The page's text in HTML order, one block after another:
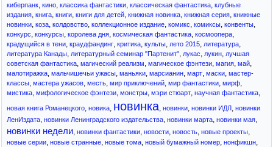
киберпанк, кино, классика фантастики, классическая фантастика, клубные
издания, книга, книги, книги для детей, книжная новинка, книжная серия, книжные
новинки, коза, колдовство, коллекционное издание, комикс, комиксы, конвенты,
конкурс, конкурсы, королева дня, космическая фантастика, космоопера,
крадущийся в тени, краудфандинг, критика, культы, лето 2015, литература,
литература Канады, литературный семинар "Партенит", лукас, лукин, лучшая
советская фантастика, магический реализм, магическое фэнтези, магия, май,
малотиражка, мальчишечьи ужасы, маньяки, марсианин, март, маски, мастер-
классы, мастера ужасов, месть, мир приключений, мир фантастики, мирф,
мистика, мифологическое фэнтези, монстры, мэри стюарт, научная фантастика,
новая книга Романецкого, новика, новинка, новинки, новинки ИДЛ, новинки
ЛенИздата, новинки Ленинградского издательства, новинки марта, новинки мая,
новинки недели, новинки фантастики, новости, новость, новые проекты,
новые серии, новые странные, новые тома, новый бумажный номер, нонфикшн,